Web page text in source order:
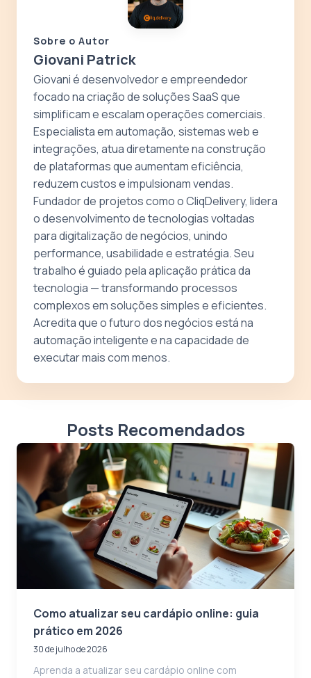
Sobre o Autor
Giovani Patrick
Giovani é desenvolvedor e empreendedor
focado na criação de soluções SaaS que
simplificam e escalam operações comerciais.
Especialista em automação, sistemas web e
integrações, atua diretamente na construção
de plataformas que aumentam eficiência,
reduzem custos e impulsionam vendas.
Fundador de projetos como o CliqDelivery, lidera
o desenvolvimento de tecnologias voltadas
para digitalização de negócios, unindo
performance, usabilidade e estratégia. Seu
trabalho é guiado pela aplicação prática da
tecnologia — transformando processos
complexos em soluções simples e eficientes.
Acredita que o futuro dos negócios está na
automação inteligente e na capacidade de
executar mais com menos.
Posts Recomendados
Como atualizar seu cardápio online: guia
prático em 2026
30 de julho de 2026
Aprenda a atualizar seu cardápio online com